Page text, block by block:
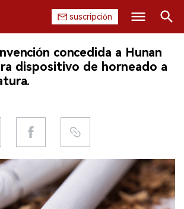
suscripción
Buscar
concedida a Hunan
dispositivo de horneado a